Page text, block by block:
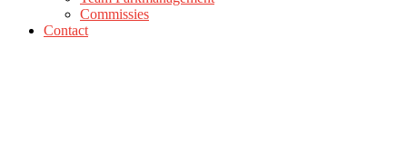
Commissies
Contact